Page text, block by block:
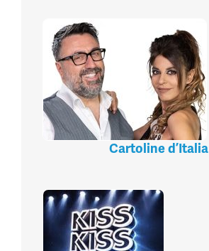
Cartoline d’Italia